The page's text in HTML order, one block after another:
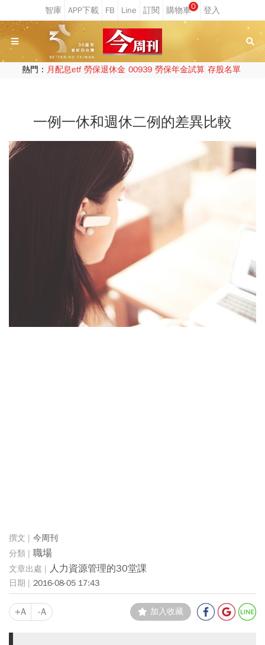
0
熱門： 月配息etf 勞保退休金 00939 勞保年金試算 存股名單
一例一休和週休二例的差異比較
今周刊
職場
人力資源管理的30堂課
2016-08-05 17:43
+A -A 加入收藏